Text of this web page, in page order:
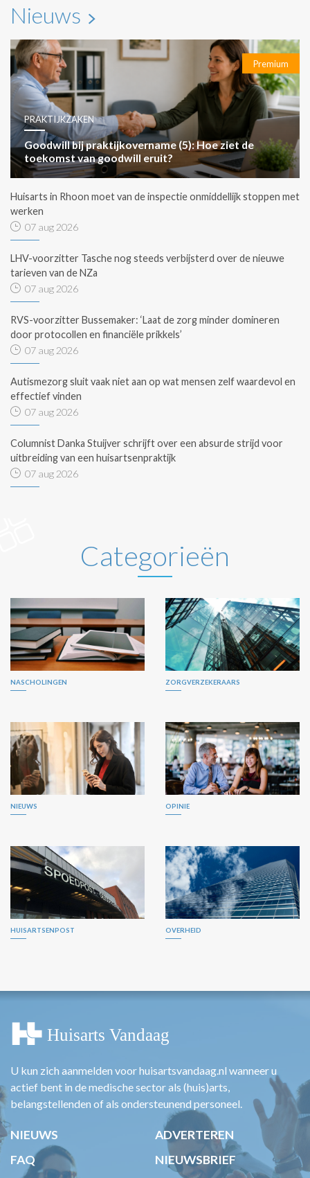
Nieuws
Premium
PRAKTIJKZAKEN
Goodwill bij praktijkovername (5): Hoe ziet de
toekomst van goodwill eruit?
Huisarts in Rhoon moet van de inspectie onmiddellijk stoppen met
werken
07 aug 2026
LHV-voorzitter Tasche nog steeds verbijsterd over de nieuwe
tarieven van de NZa
07 aug 2026
RVS-voorzitter Bussemaker: ‘Laat de zorg minder domineren
door protocollen en financiële prikkels’
07 aug 2026
Autismezorg sluit vaak niet aan op wat mensen zelf waardevol en
effectief vinden
07 aug 2026
Columnist Danka Stuijver schrijft over een absurde strijd voor
uitbreiding van een huisartsenpraktijk
07 aug 2026
Categorieën
NASCHOLINGEN ZORGVERZEKERAARS
NIEUWS OPINIE
HUISARTSENPOST OVERHEID
U kun zich aanmelden voor huisartsvandaag.nl wanneer u
actief bent in de medische sector als (huis)arts,
belangstellenden of als ondersteunend personeel.
NIEUWS
ADVERTEREN
FAQ
NIEUWSBRIEF